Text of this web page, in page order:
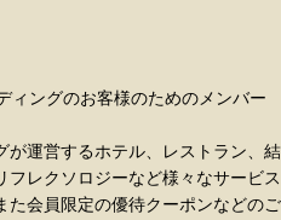
ィングのお客様のためのメンバー
が運営するホテル、レストラン、結
レクソロジーなど様々なサービス
た会員限定の優待クーポンなどのご